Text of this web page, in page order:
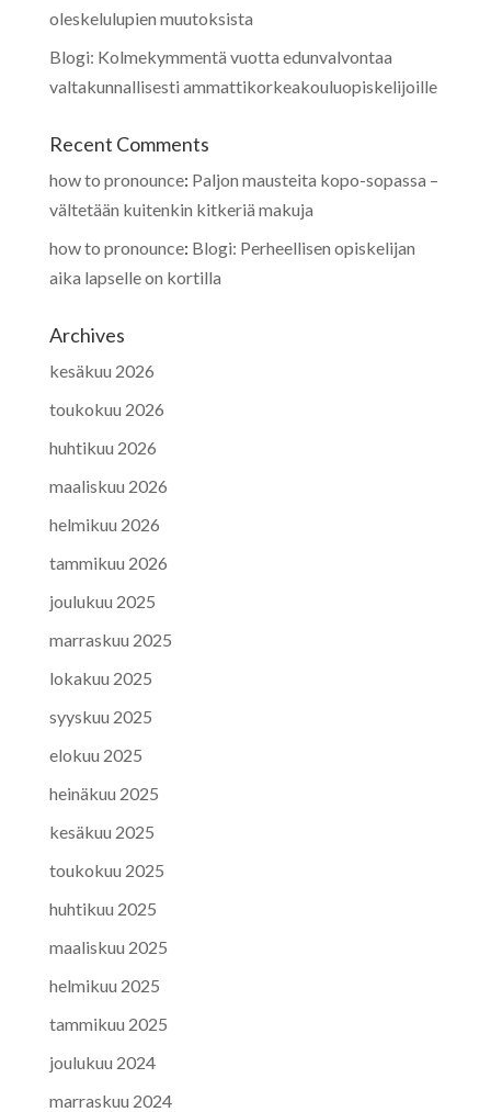
oleskelulupien muutoksista
Blogi: Kolmekymmentä vuotta edunvalvontaa
valtakunnallisesti ammattikorkeakouluopiskelijoille
Recent Comments
how to pronounce: Paljon mausteita kopo-sopassa –
vältetään kuitenkin kitkeriä makuja
how to pronounce: Blogi: Perheellisen opiskelijan
aika lapselle on kortilla
Archives
kesäkuu 2026
toukokuu 2026
huhtikuu 2026
maaliskuu 2026
helmikuu 2026
tammikuu 2026
joulukuu 2025
marraskuu 2025
lokakuu 2025
syyskuu 2025
elokuu 2025
heinäkuu 2025
kesäkuu 2025
toukokuu 2025
huhtikuu 2025
maaliskuu 2025
helmikuu 2025
tammikuu 2025
joulukuu 2024
marraskuu 2024